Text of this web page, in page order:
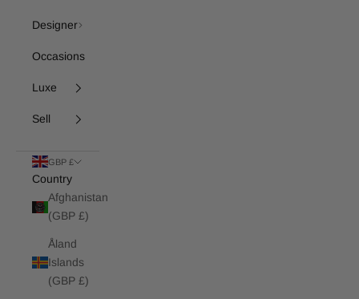
Designer
Occasions
Luxe
Sell
GBP £
Country
Afghanistan
(GBP £)
Åland
Islands
(GBP £)